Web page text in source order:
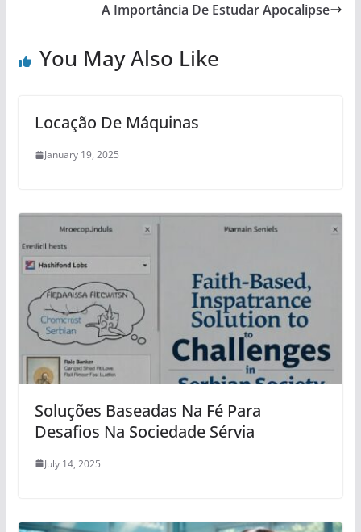
A Importância De Estudar Apocalipse
You May Also Like
Locação De Máquinas
January 19, 2025
Soluções Baseadas Na Fé Para
Desafios Na Sociedade Sérvia
July 14, 2025